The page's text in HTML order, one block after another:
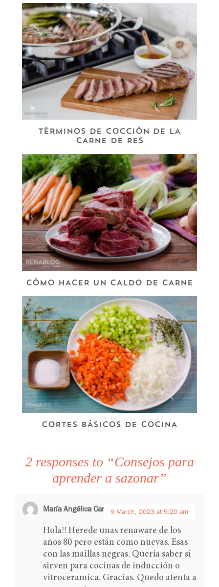
TÉRMINOS DE COCCIÓN DE LA
CARNE DE RES
CÓMO HACER UN CALDO DE CARNE
CORTES BÁSICOS DE COCINA
2 responses to “Consejos para
aprender a sazonar”
María Angélica Caraballsays:
9 March, 2023 at 5:20 am
Hola!! Herede unas renaware de los
años 80 pero están como nuevas. Esas
con las maillas negras. Quería saber si
sirven para cocinas de inducción o
vitroceramica. Gracias. Quedo atenta a